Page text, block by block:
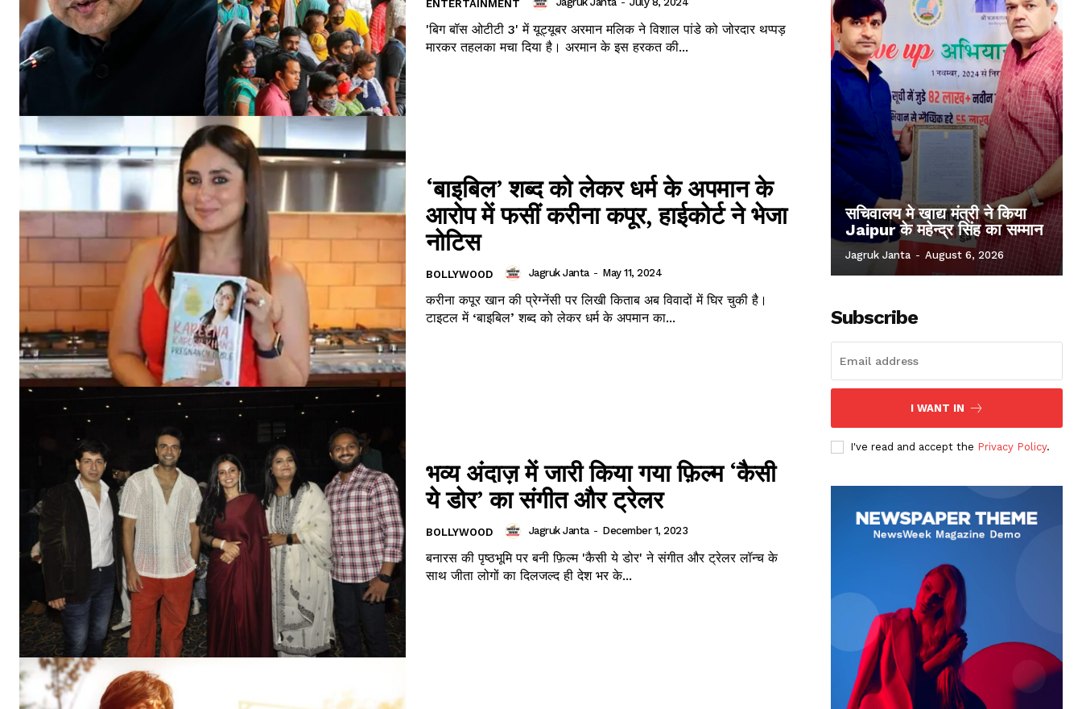
Jagruk Janta
Vishwasniya Hindi
Akhbaar
SUBSCRIBE NOW
Subscription Plans
My account
ENTERTAINMENT
'बिग बॉस ओटीटी 3' में यूट्यूबर अरमान मल‍िक ने विशाल पांडे को जोरदार थप्पड़
मारकर तहलका मचा दिया है। अरमान के इस हरकत की...
‘बाइबिल’ शब्द को लेकर धर्म के अपमान के
आरोप में फसीं करीना कपूर, हाईकोर्ट ने भेजा
नोटिस
BOLLYWOOD Jagruk Janta - May 11, 2024
करीना कपूर खान की प्रेग्नेंसी पर लिखी किताब अब विवादों में घिर चुकी है।
टाइटल में ‘बाइबिल’ शब्द को लेकर धर्म के अपमान का...
भव्य अंदाज़ में जारी किया गया फ़िल्म ‘कैसी
ये डोर’ का संगीत और ट्रेलर
BOLLYWOOD Jagruk Janta - December 1, 2023
बनारस की पृष्ठभूमि पर बनी फ़िल्म 'कैसी ये डोर' ने संगीत और ट्रेलर लॉन्च के
साथ जीता लोगों का‌ दिलजल्द ही देश भर के...
सचिवालय मे खाद्य मंत्री ने किया
Jaipur के महेन्द्र सिंह का सम्मान
Jagruk Janta - August 6, 2026
Subscribe
I WANT IN
I've read and accept the Privacy Policy.